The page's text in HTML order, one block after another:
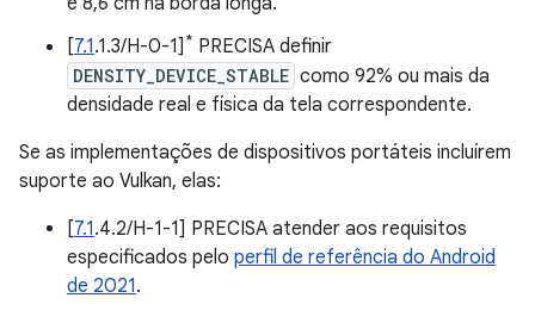
[7.1.1.3/H-0-1] * PRECISA definir
DENSITY_DEVICE_STABLE como 92% ou mais da
densidade real e física da tela correspondente.
Se as implementações de dispositivos portáteis incluírem
suporte ao Vulkan, elas:
[7.1.4.2/H-1-1] PRECISA atender aos requisitos
especificados pelo perfil de referência do Android
de 2021.